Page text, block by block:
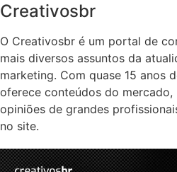
Creativosbr
O Creativosbr é um portal de
mais diversos assuntos da
marketing. Com quase 15 anos
oferece conteúdos do mercado,
opiniões de grandes
no site.